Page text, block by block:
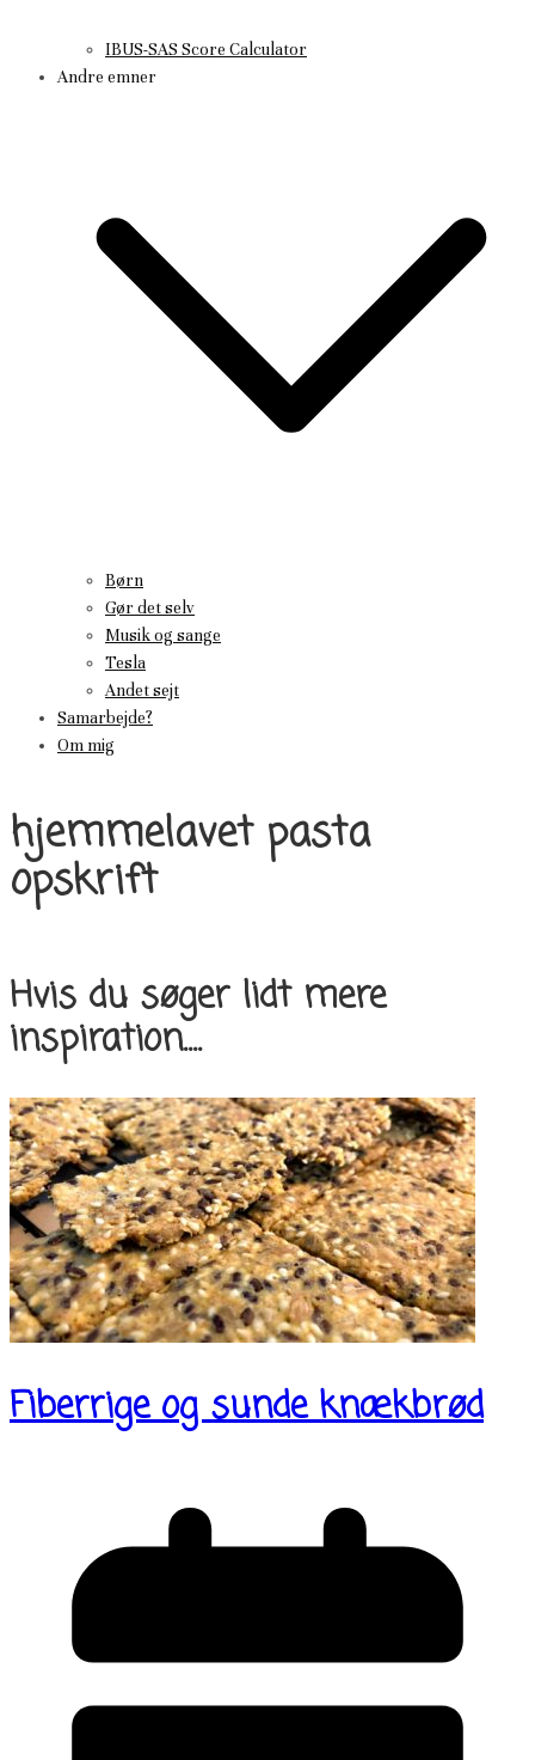
IBUS-SAS Score Calculator
Andre emner
Børn
Gør det selv
Musik og sange
Tesla
Andet sejt
Samarbejde?
Om mig
hjemmelavet pasta
opskrift
Hvis du søger lidt mere
inspiration....
Fiberrige og sunde knækbrød